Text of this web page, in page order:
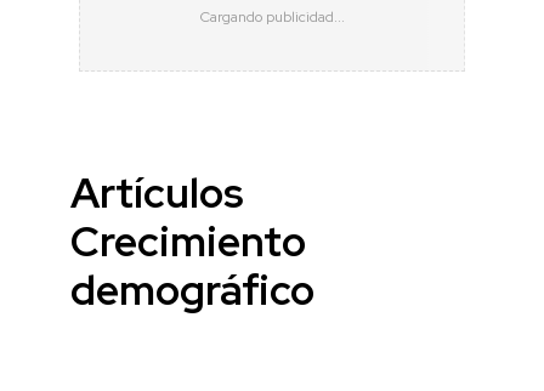
Artículos
Crecimiento
demográfico